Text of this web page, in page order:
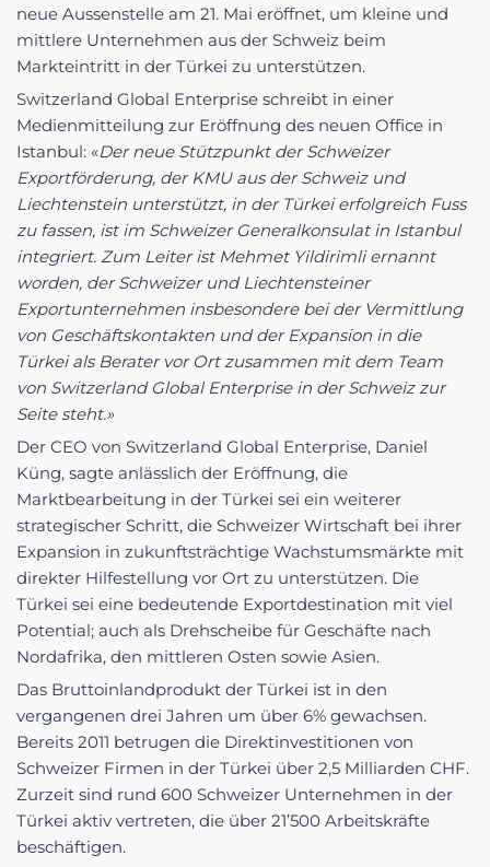
neue Aussenstelle am 21. Mai eröffnet, um kleine und
mittlere Unternehmen aus der Schweiz beim
Markteintritt in der Türkei zu unterstützen.
Switzerland Global Enterprise schreibt in einer
Medienmitteilung zur Eröffnung des neuen Office in
Istanbul: «Der neue Stützpunkt der Schweizer
Exportförderung, der KMU aus der Schweiz und
Liechtenstein unterstützt, in der Türkei erfolgreich Fuss
zu fassen, ist im Schweizer Generalkonsulat in Istanbul
integriert. Zum Leiter ist Mehmet Yildirimli ernannt
worden, der Schweizer und Liechtensteiner
Exportunternehmen insbesondere bei der Vermittlung
von Geschäftskontakten und der Expansion in die
Türkei als Berater vor Ort zusammen mit dem Team
von Switzerland Global Enterprise in der Schweiz zur
Seite steht.»
Der CEO von Switzerland Global Enterprise, Daniel
Küng, sagte anlässlich der Eröffnung, die
Marktbearbeitung in der Türkei sei ein weiterer
strategischer Schritt, die Schweizer Wirtschaft bei ihrer
Expansion in zukunftsträchtige Wachstumsmärkte mit
direkter Hilfestellung vor Ort zu unterstützen. Die
Türkei sei eine bedeutende Exportdestination mit viel
Potential; auch als Drehscheibe für Geschäfte nach
Nordafrika, den mittleren Osten sowie Asien.
Das Bruttoinlandprodukt der Türkei ist in den
vergangenen drei Jahren um über 6% gewachsen.
Bereits 2011 betrugen die Direktinvestitionen von
Schweizer Firmen in der Türkei über 2,5 Milliarden CHF.
Zurzeit sind rund 600 Schweizer Unternehmen in der
Türkei aktiv vertreten, die über 21’500 Arbeitskräfte
beschäftigen.